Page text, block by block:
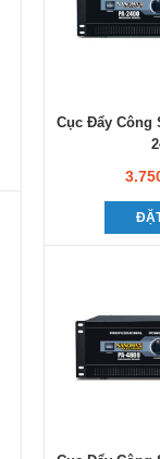
Cục Đẩy Công